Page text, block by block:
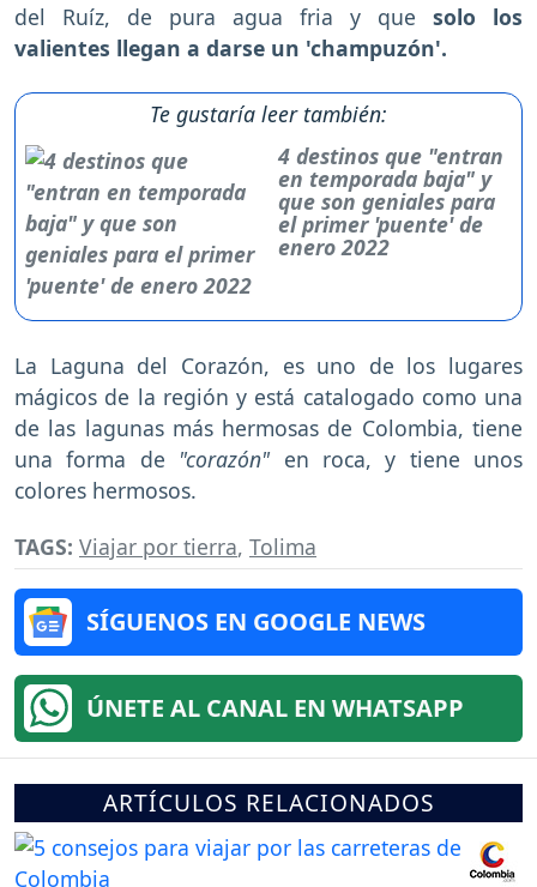
del Ruíz, de pura agua fria y que solo los
valientes llegan a darse un 'champuzón'.
Te gustaría leer también:
4 destinos que "entran
en temporada baja" y
que son geniales para
el primer 'puente' de
enero 2022
La Laguna del Corazón, es uno de los lugares
mágicos de la región y está catalogado como una
de las lagunas más hermosas de Colombia, tiene
una forma de "corazón" en roca, y tiene unos
colores hermosos.
TAGS: Viajar por tierra, Tolima
SÍGUENOS EN GOOGLE NEWS
ÚNETE AL CANAL EN WHATSAPP
ARTÍCULOS RELACIONADOS